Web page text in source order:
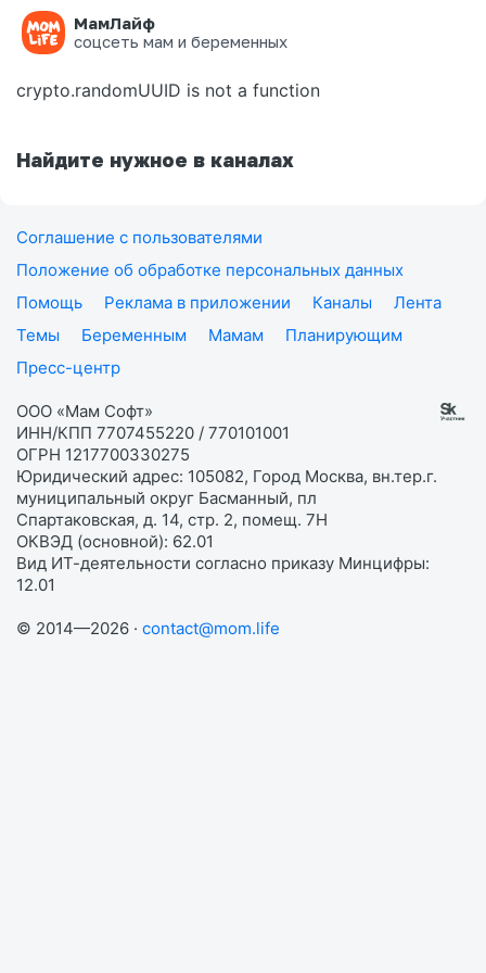
МамЛайф
соцсеть мам и беременных
Ошибка на странице
crypto.randomUUID is not a function
Найдите нужное в каналах
Соглашение с пользователями
Положение об обработке персональных данных
Помощь
Реклама в приложении Каналы
Лента
Темы
Беременным Мамам
Планирующим
Пресс-центр
ООО «Мам Софт»
ИНН/КПП 7707455220 / 770101001
ОГРН 1217700330275
Юридический адрес: 105082, Город Москва, вн.тер.г.
муниципальный округ Басманный, пл
Спартаковская, д. 14, стр. 2, помещ. 7Н
ОКВЭД (основной): 62.01
Вид ИТ-деятельности согласно приказу Минцифры:
12.01
© 2014—2026 · contact@mom.life